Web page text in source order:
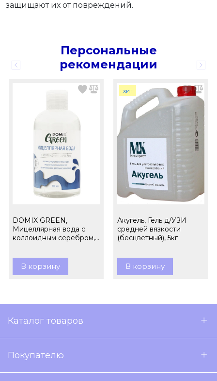
защищают их от повреждений.
Персональные
рекомендации
DOMIX GREEN,
Мицеллярная вода с
коллоидным серебром,
В корзину
хит
Акугель, Гель д/УЗИ
средней вязкости
(бесцветный), 5кг
В корзину
Каталог товаров
Покупателю